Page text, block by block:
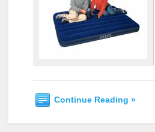
Continue Reading »